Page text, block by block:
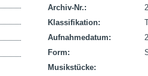
Archiv-Nr.:
Klassifikation:
Aufnahmedatum:
Form:
Musikstücke: